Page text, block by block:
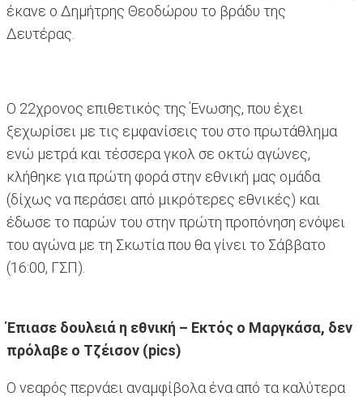
έκανε ο Δημήτρης Θεοδώρου το βράδυ της
Δευτέρας.
Ο 22χρονος επιθετικός της Ένωσης, που έχει
ξεχωρίσει με τις εμφανίσεις του στο πρωτάθλημα
ενώ μετρά και τέσσερα γκολ σε οκτώ αγώνες,
κλήθηκε για πρώτη φορά στην εθνική μας ομάδα
(δίχως να περάσει από μικρότερες εθνικές) και
έδωσε το παρών του στην πρώτη προπόνηση ενόψει
του αγώνα με τη Σκωτία που θα γίνει το Σάββατο
(16:00, ΓΣΠ).
Έπιασε δουλειά η εθνική – Εκτός ο Μαργκάσα, δεν
πρόλαβε ο Τζέισον (pics)
Ο νεαρός περνάει αναμφίβολα ένα από τα καλύτερα